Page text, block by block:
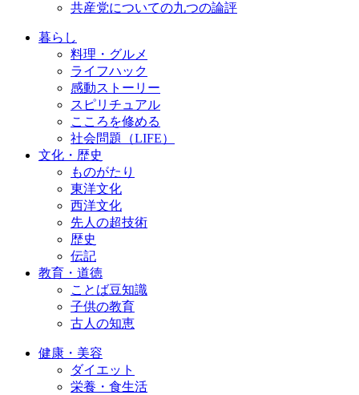
共産党についての九つの論評
暮らし
料理・グルメ
ライフハック
感動ストーリー
スピリチュアル
こころを修める
社会問題（LIFE）
文化・歴史
ものがたり
東洋文化
西洋文化
先人の超技術
歴史
伝記
教育・道徳
ことば豆知識
子供の教育
古人の知恵
健康・美容
ダイエット
栄養・食生活